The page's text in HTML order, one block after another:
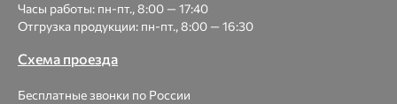
Часы работы: пн-пт., 8:00 — 17:40
Отгрузка продукции: пн-пт., 8:00 — 16:30
Схема проезда
Бесплатные звонки по России